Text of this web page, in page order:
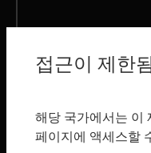
제품
toggle view
서비스
접근이 제한
해당 국가에서는 이
페이지에 액세스할